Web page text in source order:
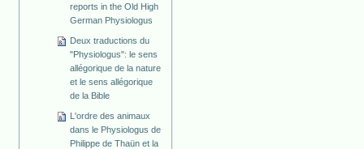
reports in the Old High
German Physiologus
Deux traductions du
"Physiologus": le sens
allégorique de la nature
et le sens allégorique
de la Bible
L'ordre des animaux
dans le Physiologus de
Philippe de Thaün et la